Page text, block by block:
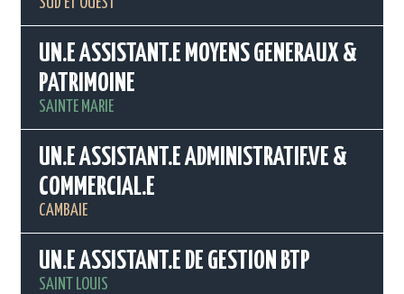
UN.E ASSISTANT.E MOYENS GENERAUX &
PATRIMOINE
SAINTE MARIE
UN.E ASSISTANT.E ADMINISTRATIF.VE &
COMMERCIAL.E
CAMBAIE
UN.E ASSISTANT.E DE GESTION BTP
SAINT LOUIS